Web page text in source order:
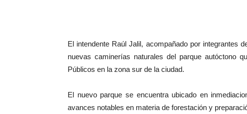
El intendente Raúl Jalil, acompañado por integrantes
nuevas caminerías naturales del parque autóctono
Públicos en la zona sur de la ciudad.
El nuevo parque se encuentra ubicado en
avances notables en materia de forestación y